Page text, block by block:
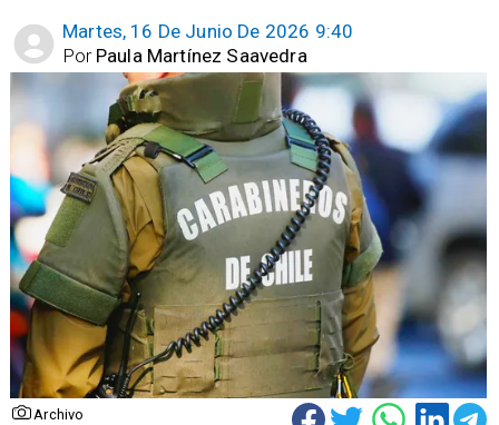
Martes, 16 De Junio De 2026 9:40
Paula Martínez Saavedra
Por
Archivo